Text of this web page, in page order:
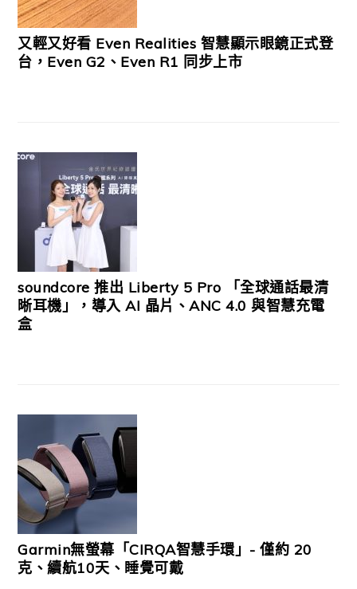
又輕又好看 Even Realities 智慧顯示眼鏡正式登
台，Even G2、Even R1 同步上市
soundcore 推出 Liberty 5 Pro 「全球通話最清
晰耳機」，導入 AI 晶片、ANC 4.0 與智慧充電
盒
Garmin無螢幕「CIRQA智慧手環」- 僅約 20
克、續航10天、睡覺可戴